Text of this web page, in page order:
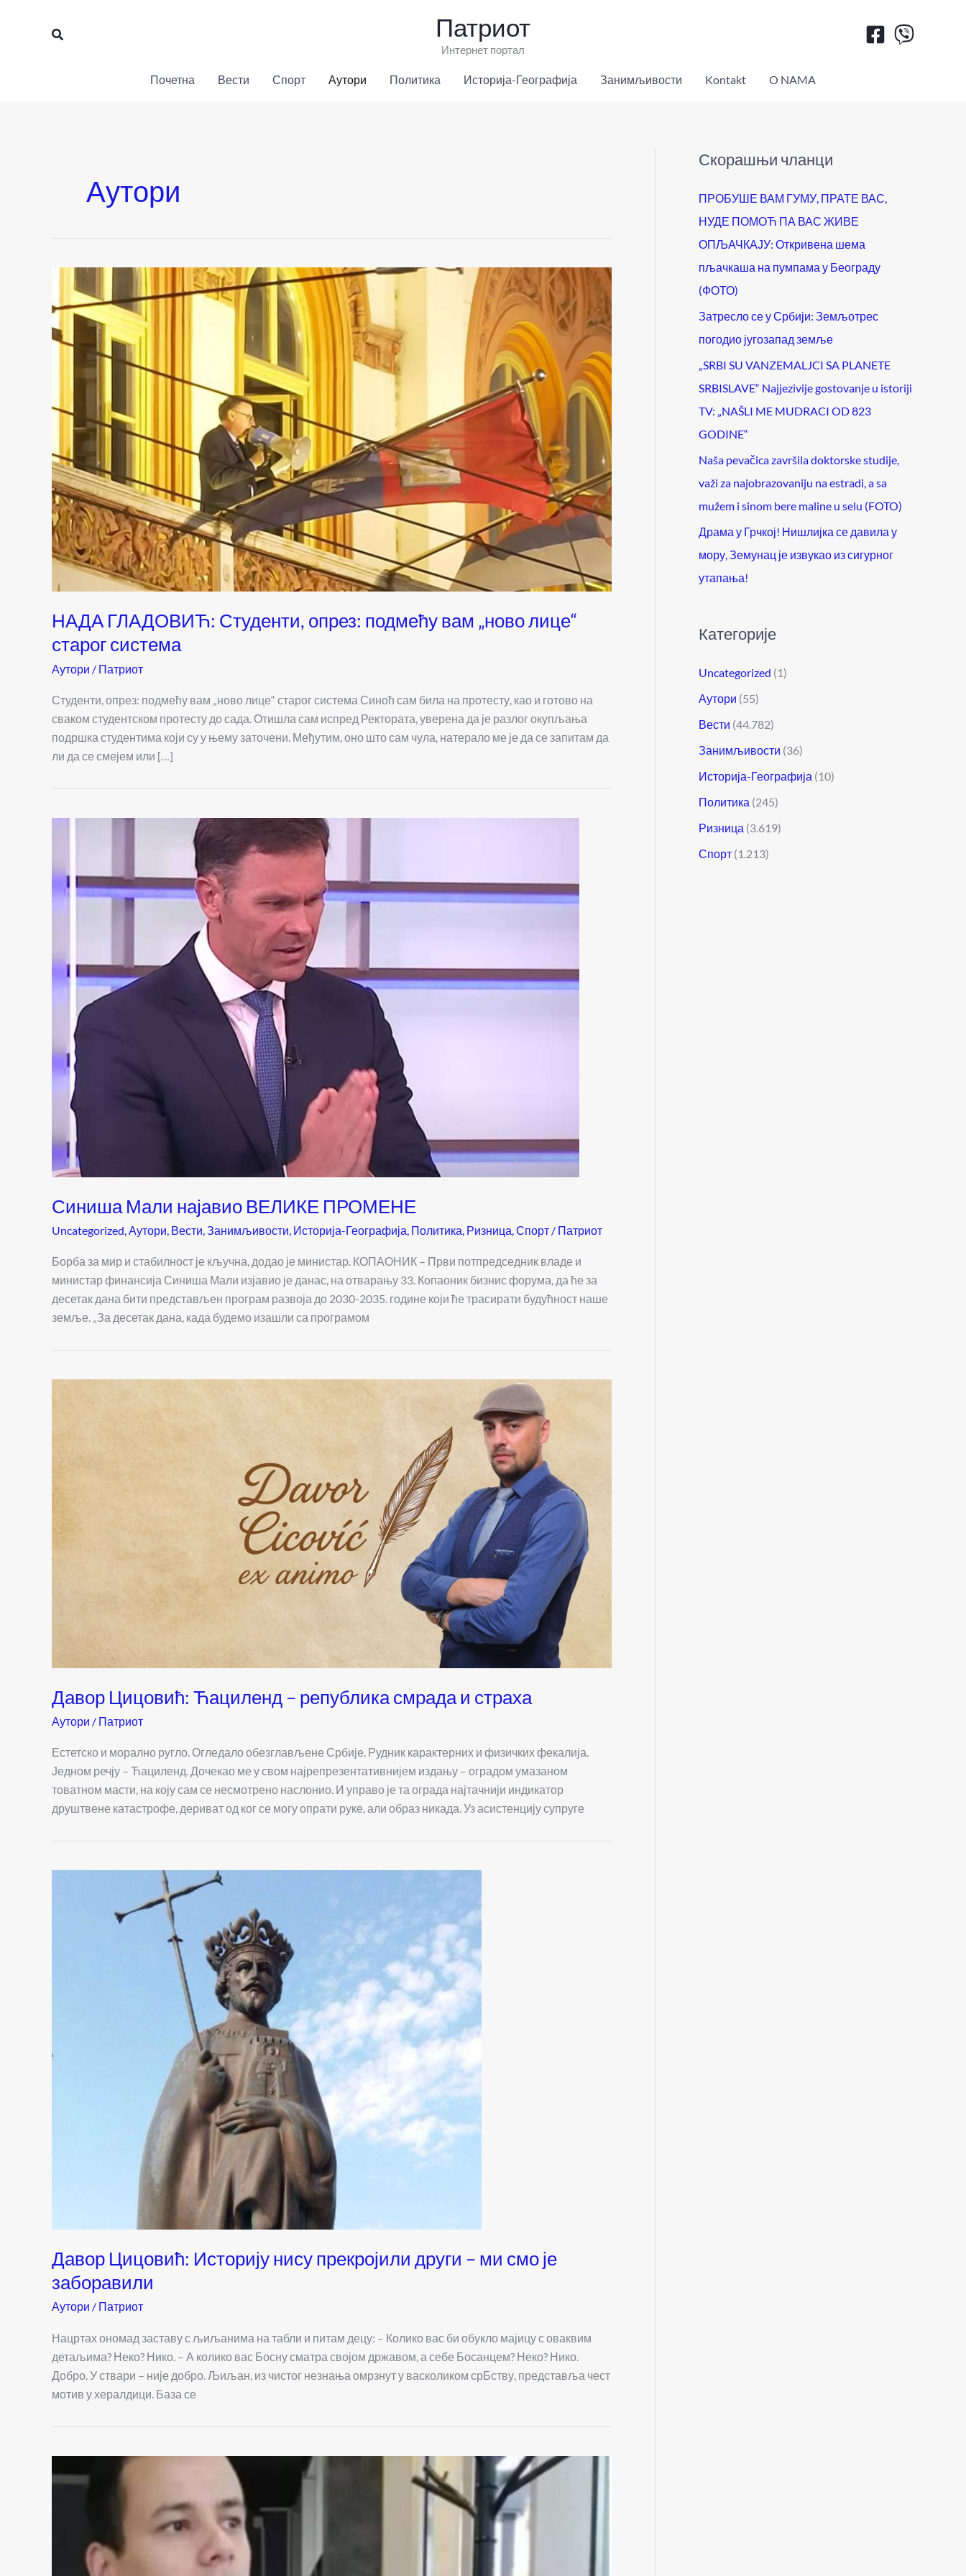
Претрага Патриот
Интернет портал
Почетна Вести Спорт Аутори Политика Историја-Географија Занимљивости Kontakt O NAMA
Аутори
НАДА ГЛАДОВИЋ: Студенти, опрез: подмећу вам „ново лице“
старог система
Аутори / Патриот
Студенти, опрез: подмећу вам „ново лице“ старог система Синоћ сам била на протесту, као и готово на
сваком студентском протесту до сада. Отишла сам испред Ректората, уверена да је разлог окупљања
подршка студентима који су у њему заточени. Међутим, оно што сам чула, натерало ме је да се запитам да
ли да се смејем или […]
Синиша Мали најавио ВЕЛИКЕ ПРОМЕНЕ
Uncategorized,Аутори, Вести,Занимљивости, Историја-Географија, Политика, Ризница,Спорт / Патриот
Борба за мир и стабилност је кључна, додао је министар. КОПАОНИК – Први потпредседник владе и
министар финансија Синиша Мали изјавио је данас, на отварању 33. Копаоник бизнис форума, да ће за
десетак дана бити представљен програм развоја до 2030-2035. године који ће трасирати будућност наше
земље. „За десетак дана, када будемо изашли са програмом
Давор Цицовић: Ћациленд – република смрада и страха
Аутори / Патриот
Естетско и морално ругло. Огледало обезглављене Србије. Рудник карактерних и физичких фекалија.
Једном речју – Ћациленд. Дочекао ме у свом најрепрезентативнијем издању – оградом умазаном
товатном масти, на коју сам се несмотрено наслонио. И управо је та ограда најтачнији индикатор
друштвене катастрофе, дериват од ког се могу опрати руке, али образ никада. Уз асистенцију супруге
Давор Цицовић: Историју нису прекројили други – ми смо је
заборавили
Аутори / Патриот
Нацртах ономад заставу с љиљанима на табли и питам децу: – Колико вас би обукло мајицу с оваквим
детаљима? Неко? Нико. – А колико вас Босну сматра својом државом, а себе Босанцем? Неко? Нико.
Добро. У ствари – није добро. Љиљан, из чистог незнања омрзнут у васколиком срБству, представља чест
мотив у хералдици. База се
Скорашњи чланци
ПРОБУШЕ ВАМ ГУМУ, ПРАТЕ ВАС,
НУДЕ ПОМОЋ ПА ВАС ЖИВЕ
ОПЉАЧКАЈУ: Откривена шема
пљачкаша на пумпама у Београду
(ФОТО)
Затресло се у Србији: Земљотрес
погодио југозапад земље
„SRBI SU VANZEMALJCI SA PLANETE
SRBISLAVE“ Najjezivije gostovanje u istoriji
TV: „NAŠLI ME MUDRACI OD 823
GODINE“
Naša pevačica završila doktorske studije,
važi za najobrazovaniju na estradi, a sa
mužem i sinom bere maline u selu (FOTO)
Драма у Грчкој! Нишлијка се давила у
мору, Земунац је извукао из сигурног
утапања!
Категорије
Uncategorized (1)
Аутори (55)
Вести (44.782)
Занимљивости (36)
Историја-Географија (10)
Политика (245)
Ризница (3.619)
Спорт (1.213)